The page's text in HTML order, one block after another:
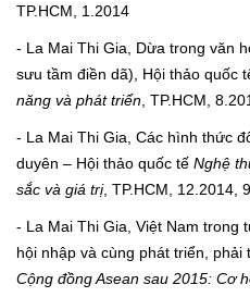
TP.HCM, 1.2014
- La Mai Thi Gia, Dừa trong văn
sưu tầm điền dã), Hội thảo quốc
năng và phát triển, TP.HCM,
- La Mai Thi Gia, Các hình thức
duyên – Hội thảo quốc tế Nghệ
sắc và giá trị, TP.HCM, 12.2014,
- La Mai Thi Gia, Việt Nam trong
hội nhập và cùng phát triển, phải
Cộng đồng Asean sau 2015: Cơ